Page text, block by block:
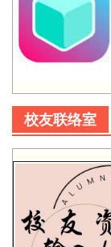
校友联络室